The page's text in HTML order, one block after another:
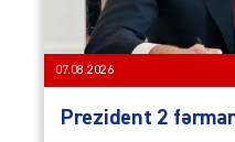
07.08.2026
Prezident 2